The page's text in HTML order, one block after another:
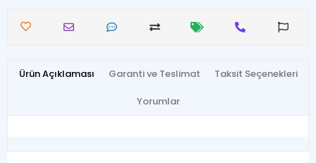
Ürün Açıklaması Garanti ve Teslimat Taksit Seçenekleri
Yorumlar